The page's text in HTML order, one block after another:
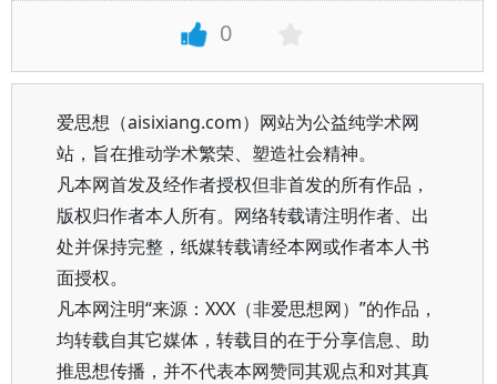
0
爱思想（aisixiang.com）网站为公益纯学术网
站，旨在推动学术繁荣、塑造社会精神。
凡本网首发及经作者授权但非首发的所有作品，
版权归作者本人所有。网络转载请注明作者、出
处并保持完整，纸媒转载请经本网或作者本人书
面授权。
凡本网注明“来源：XXX（非爱思想网）”的作品，
均转载自其它媒体，转载目的在于分享信息、助
推思想传播，并不代表本网赞同其观点和对其真